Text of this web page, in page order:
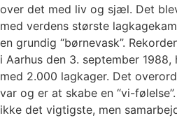
over det med liv og sjæl. Det
med verdens største
en grundig “børnevask”.
i Aarhus den 3. september
med 2.000 lagkager. Det
var og er at skabe en “vi-
ikke det vigtigste, men